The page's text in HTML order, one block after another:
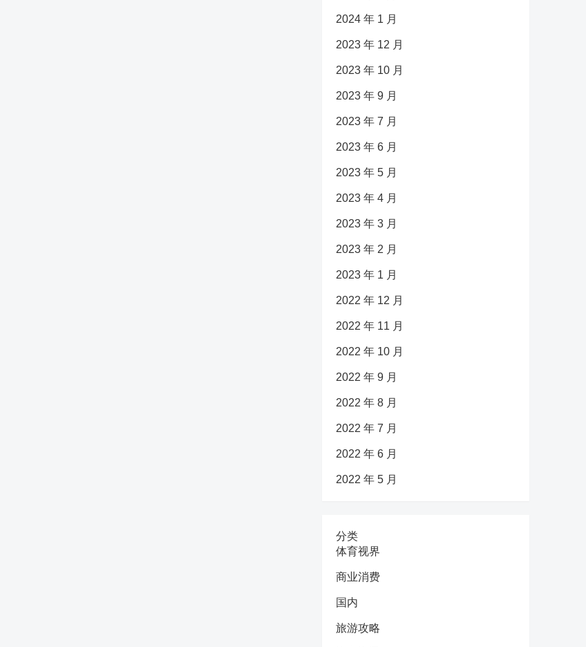
2024 年 1 月
2023 年 12 月
2023 年 10 月
2023 年 9 月
2023 年 7 月
2023 年 6 月
2023 年 5 月
2023 年 4 月
2023 年 3 月
2023 年 2 月
2023 年 1 月
2022 年 12 月
2022 年 11 月
2022 年 10 月
2022 年 9 月
2022 年 8 月
2022 年 7 月
2022 年 6 月
2022 年 5 月
分类
体育视界
商业消费
国内
旅游攻略